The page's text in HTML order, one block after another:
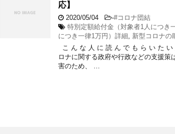
応】
2020/05/04 -#コロナ団結
特別定額給付金（対象者1人につき
につき一律1万円）詳細, 新型コロナの
こ ん な 人 に 読 ん で も ら い た
ロナに関する政府や行政などの支援
害のため、 …